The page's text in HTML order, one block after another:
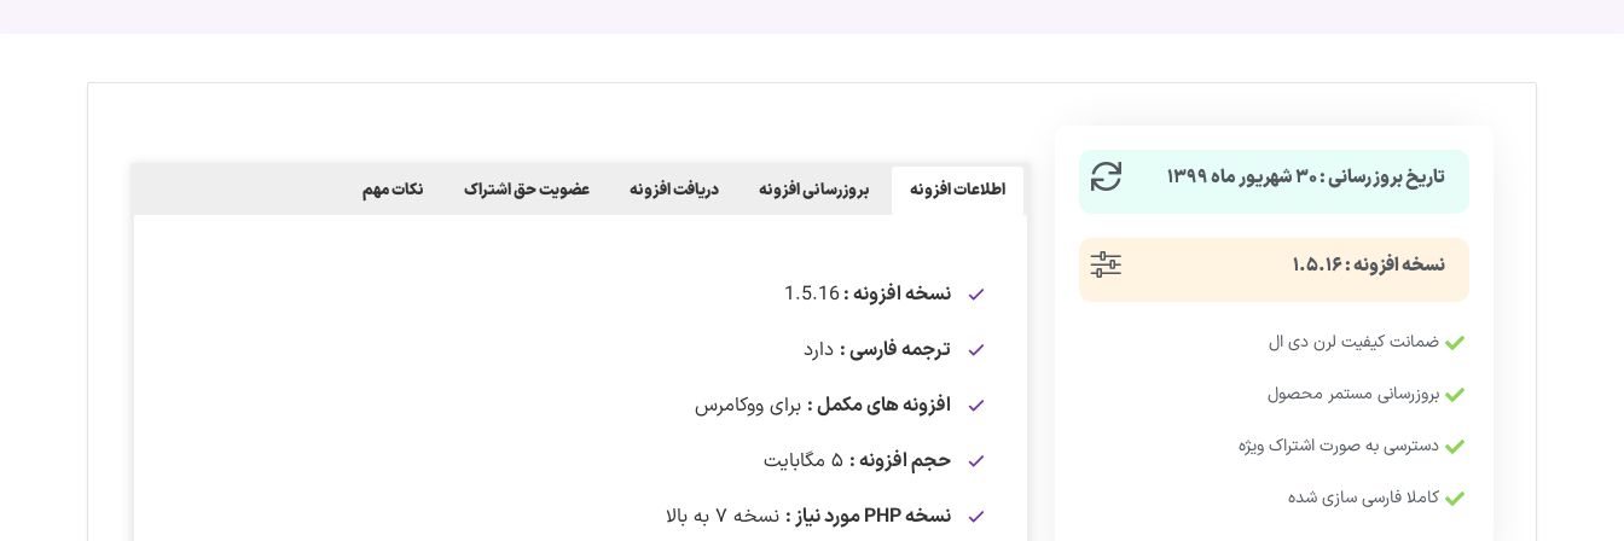
تاریخ بروزرسانی : ۳۰ شهریور ماه ۱۳۹۹
نسخه افزونه : ۱.۵.۱۶
ضمانت کیفیت لرن دی ال
بروزرسانی مستمر محصول
دسترسی به صورت اشتراک ویژه
کاملا فارسی سازی شده
اطلاعات افزونه بروزرسانی افزونه دریافت افزونه عضویت حق اشتراک نکات مهم
نسخه افزونه :1.5.16
ترجمه فارسی : دارد
افزونه های مکمل : برای ووکامرس
حجم افزونه :
نسخه PHP مورد نیاز :
نسخه ۷ به بالا